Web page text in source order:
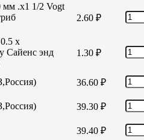
мм .х1 1/2 Vogt
2.60 ₽
х
Сайенс энд
1.30 ₽
36.60 ₽
39.30 ₽
39.40 ₽